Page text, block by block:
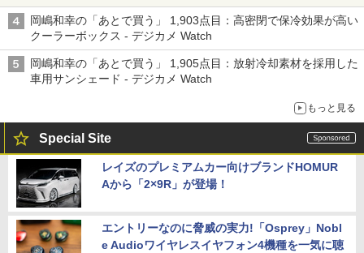
る「Filmator」
岡嶋和幸の「あとで買う」 1,903点目：高密閉で保冷効果が高い
クーラーボックス - デジカメ Watch
岡嶋和幸の「あとで買う」 1,905点目：放射冷却素材を採用した
車用サンシェード - デジカメ Watch
もっと見る
Special Site
レイズのプレミアムカー向けブランドHOMUR
Aから「2×9R」が登場！
エントリーなのに脅威の実力!「Osprey」Nobl
e Audioワイヤレスイヤフォン4機種を一気に聴